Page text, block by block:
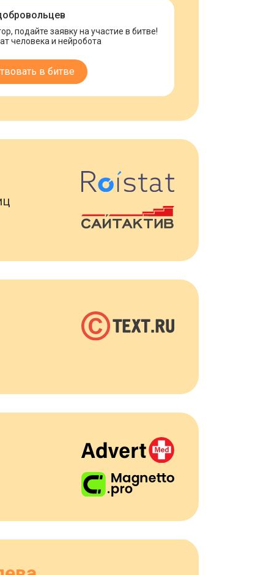
подайте заявку на участие в битве!
человека и нейробота
в битве